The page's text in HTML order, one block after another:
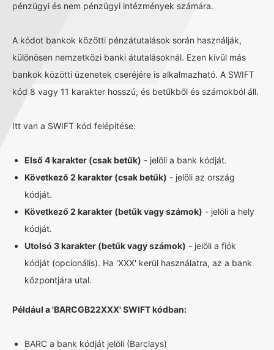
pénzügyi és nem pénzügyi intézmények számára.
A kódot bankok közötti pénzátutalások során használják,
különösen nemzetközi banki átutalásoknál. Ezen kívül más
bankok közötti üzenetek cseréjére is alkalmazható. A SWIFT
kód 8 vagy 11 karakter hosszú, és betűkből és számokból áll.
Itt van a SWIFT kód felépítése:
Első 4 karakter (csak betűk) - jelöli a bank kódját.
Következő 2 karakter (csak betűk) - jelöli az ország
kódját.
Következő 2 karakter (betűk vagy számok) - jelöli a hely
kódját.
Utolsó 3 karakter (betűk vagy számok) - jelöli a fiók
kódját (opcionális). Ha 'XXX' kerül használatra, az a bank
központjára utal.
Például a 'BARCGB22XXX' SWIFT kódban:
BARC a bank kódját jelöli (Barclays)